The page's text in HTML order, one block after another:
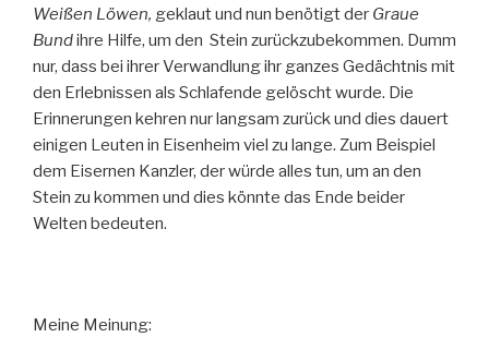
Weißen Löwen, geklaut und nun benötigt der Graue
Bundihre Hilfe, um den Stein zurückzubekommen. Dumm
nur, dass bei ihrer Verwandlung ihr ganzes Gedächtnis mit
den Erlebnissen als Schlafende gelöscht wurde. Die
Erinnerungen kehren nur langsam zurück und dies dauert
einigen Leuten in Eisenheim viel zu lange. Zum Beispiel
dem Eisernen Kanzler, der würde alles tun, um an den
Stein zu kommen und dies könnte das Ende beider
Welten bedeuten.
Meine Meinung: